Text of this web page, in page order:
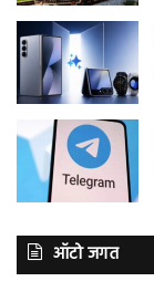
ऑटो जगत